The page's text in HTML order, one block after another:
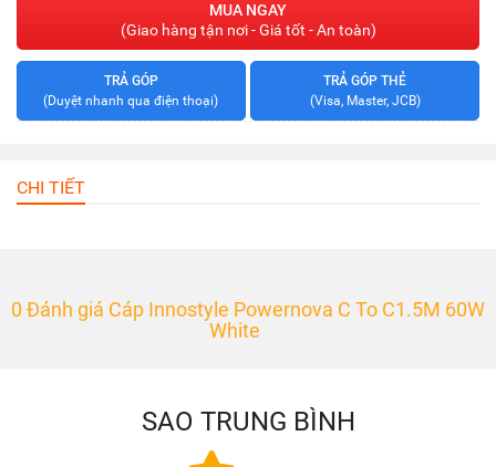
MUA NGAY
(Giao hàng tận nơi - Giá tốt - An toàn)
TRẢ GÓP
(Duyệt nhanh qua điện thoại)
TRẢ GÓP THẺ
(Visa, Master, JCB)
CHI TIẾT
0 Đánh giá Cáp Innostyle Powernova C To C1.5M 60W
White
SAO TRUNG BÌNH